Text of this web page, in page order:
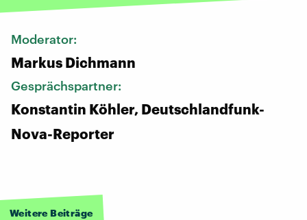
Moderator:
Markus Dichmann
Gesprächspartner:
Konstantin Köhler, Deutschlandfunk-
Nova-Reporter
Weitere Beiträge